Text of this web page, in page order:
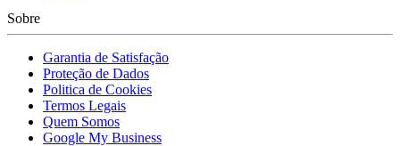
Sobre
Garantia de Satisfação
Proteção de Dados
Politica de Cookies
Termos Legais
Quem Somos
Google My Business